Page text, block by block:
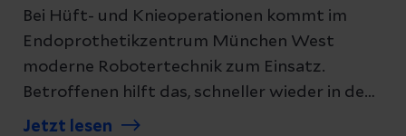
Datenschutzerklärung zur Kenntnis genommen
Abschicken
Bei Hüft- und Knieoperationen kommt im
Endoprothetikzentrum München West
moderne Robotertechnik zum Einsatz.
Betroffenen hilft das, schneller wieder in den
Alltag zurückzukehren
Jetzt lesen